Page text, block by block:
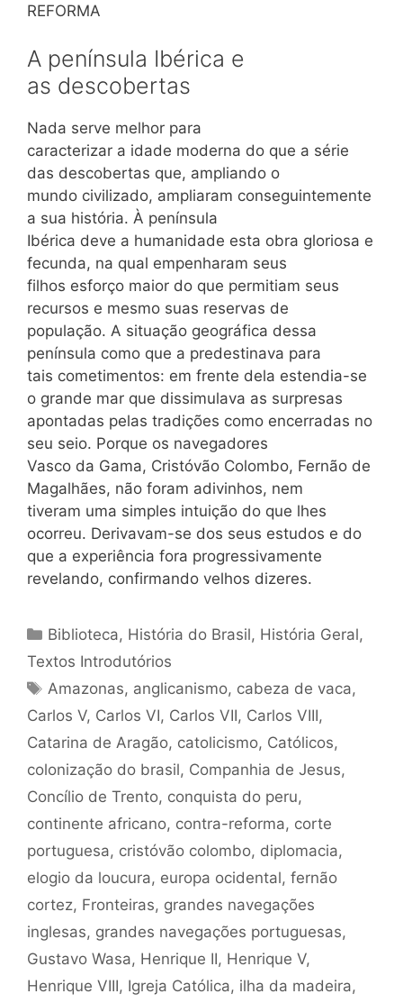
REFORMA
A península Ibérica e
as descobertas
Nada serve melhor para
caracterizar a idade moderna do que a série
das descobertas que, ampliando o
mundo civilizado, ampliaram conseguintemente
a sua história. À península
Ibérica deve a humanidade esta obra gloriosa e
fecunda, na qual empenharam seus
filhos esforço maior do que permitiam seus
recursos e mesmo suas reservas de
população. A situação geográfica dessa
península como que a predestinava para
tais cometimentos: em frente dela estendia-se
o grande mar que dissimulava as surpresas
apontadas pelas tradições como encerradas no
seu seio. Porque os navegadores
Vasco da Gama, Cristóvão Colombo, Fernão de
Magalhães, não foram adivinhos, nem
tiveram uma simples intuição do que lhes
ocorreu. Derivavam-se dos seus estudos e do
que a experiência fora progressivamente
revelando, confirmando velhos dizeres.
Categorias
Biblioteca, História do Brasil, História Geral,
Textos Introdutórios
Tags
Amazonas, anglicanismo, cabeza de vaca,
Carlos V, Carlos VI, Carlos VII, Carlos VIII,
Catarina de Aragão, catolicismo, Católicos,
colonização do brasil, Companhia de Jesus,
Concílio de Trento, conquista do peru,
continente africano, contra-reforma, corte
portuguesa, cristóvão colombo, diplomacia,
elogio da loucura, europa ocidental, fernão
cortez, Fronteiras, grandes navegações
inglesas, grandes navegações portuguesas,
Gustavo Wasa, Henrique II, Henrique V,
Henrique VIII, Igreja Católica, ilha da madeira,